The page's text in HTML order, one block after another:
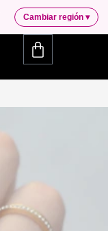
Cambiar región ▾